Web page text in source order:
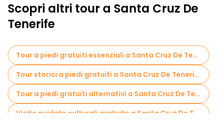
Scopri altri tour a Santa Cruz De
Tenerife
Tour a piedi gratuiti essenziali a Santa Cruz De Tenerife
Tour storici a piedi gratuiti a Santa Cruz De Tenerife
Tour a piedi gratuiti alternativi a Santa Cruz De Tenerife